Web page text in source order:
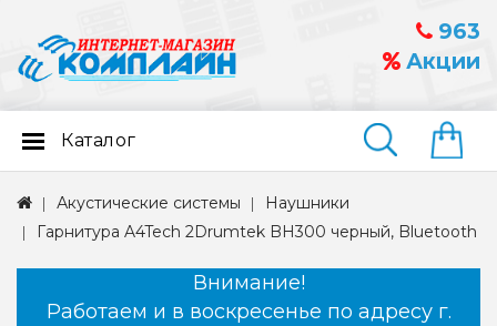
963
Акции
Найти
Каталог
Акустические системы
Наушники
Гарнитура A4Tech 2Drumtek BH300 черный, Bluetooth
Внимание!
Работаем и в воскресенье по адресу г.